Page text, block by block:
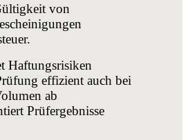
von
Haftungsrisiken
effizient auch bei
ab
Prüfergebnisse